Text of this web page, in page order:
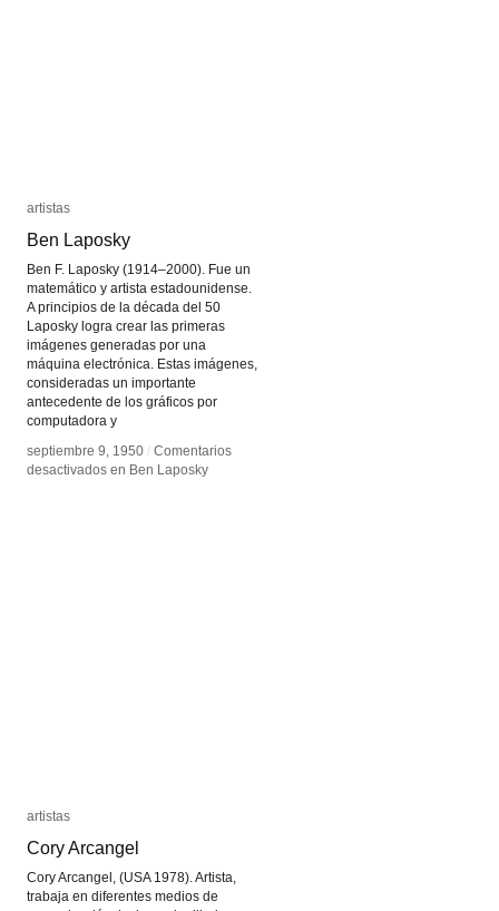
artistas
Ben Laposky
Ben F. Laposky (1914–2000). Fue un
matemático y artista estadounidense.
A principios de la década del 50
Laposky logra crear las primeras
imágenes generadas por una
máquina electrónica. Estas imágenes,
consideradas un importante
antecedente de los gráficos por
computadora y
septiembre 9, 1950 / Comentarios
desactivados en Ben Laposky
artistas
Ben Laposky
septiembre 9, 1950 / Comentarios
desactivados en Ben Laposky
artistas
Cory Arcangel
Cory Arcangel, (USA 1978). Artista,
trabaja en diferentes medios de
artistas
Cory Arcangel